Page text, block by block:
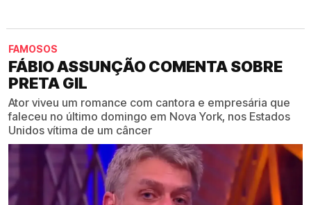
FAMOSOS
FÁBIO ASSUNÇÃO COMENTA SOBRE
PRETA GIL
Ator viveu um romance com cantora e empresária que
faleceu no último domingo em Nova York, nos Estados
Unidos vítima de um câncer